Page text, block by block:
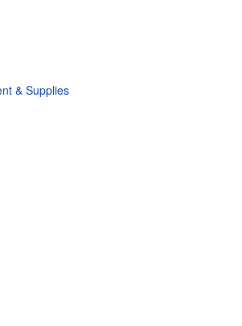
& Supplies